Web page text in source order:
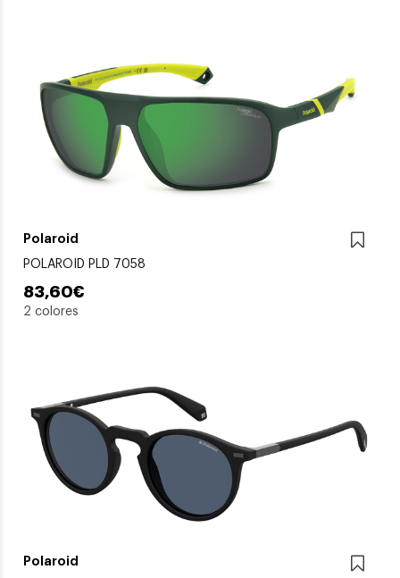
Polaroid
POLAROID PLD 7058
83,60€
2 colores
Polaroid